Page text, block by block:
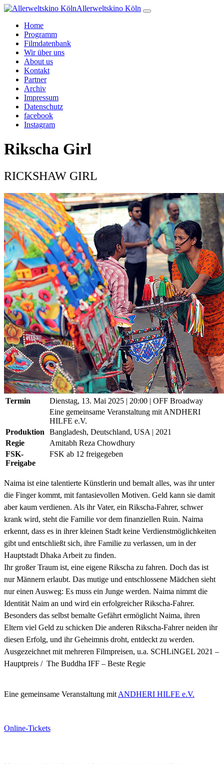
Allerweltskino Köln
Home
Programm
Filmdatenbank
Wir über uns
About us
Kontakt
Partner
Archiv
Impressum
Datenschutz
facebook
Instagram
Rikscha Girl
RICKSHAW GIRL
Termin Dienstag, 13. Mai 2025 | 20:00 | OFF Broadway
Eine gemeinsame Veranstaltung mit ANDHERI
HILFE e.V.
Produktion
Bangladesh, Deutschland, USA | 2021
Regie
Amitabh Reza Chowdhury
FSK-
Freigabe
FSK ab 12 freigegeben
Naima ist eine talentierte Künstlerin und bemalt alles, was ihr unter
die Finger kommt, mit fantasievollen Motiven. Geld kann sie damit
aber kaum verdienen. Als ihr Vater, ein Rikscha-Fahrer, schwer
krank wird, steht die Familie vor dem finanziellen Ruin. Naima
erkennt, dass es in ihrer kleinen Stadt keine Verdienstmöglichkeiten
gibt und entschließt sich, ihre Familie zu verlassen, um in der
Hauptstadt Dhaka Arbeit zu finden.
Ihr großer Traum ist, eine eigene Rikscha zu fahren. Doch das ist
nur Männern erlaubt. Das mutige und entschlossene Mädchen sieht
nur einen Ausweg: Es muss ein Junge werden. Naima nimmt die
Identität Naim an und wird ein erfolgreicher Rikscha-Fahrer.
Besonders das selbst bemalte Gefährt ermöglicht Naima, ihren
Eltern viel Geld zu schicken Die anderen Rikscha-Fahrer neiden ihr
diesen Erfolg, und ihr Geheimnis droht, entdeckt zu werden.
Ausgezeichnet mit mehreren Filmpreisen, u.a. SCHLiNGEL 2021 –
Hauptpreis / The Buddha IFF – Beste Regie
Eine gemeinsame Veranstaltung mit ANDHERI HILFE e.V.
Online-Tickets